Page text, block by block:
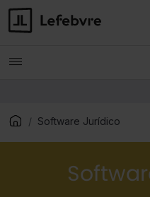
Software Jurídico